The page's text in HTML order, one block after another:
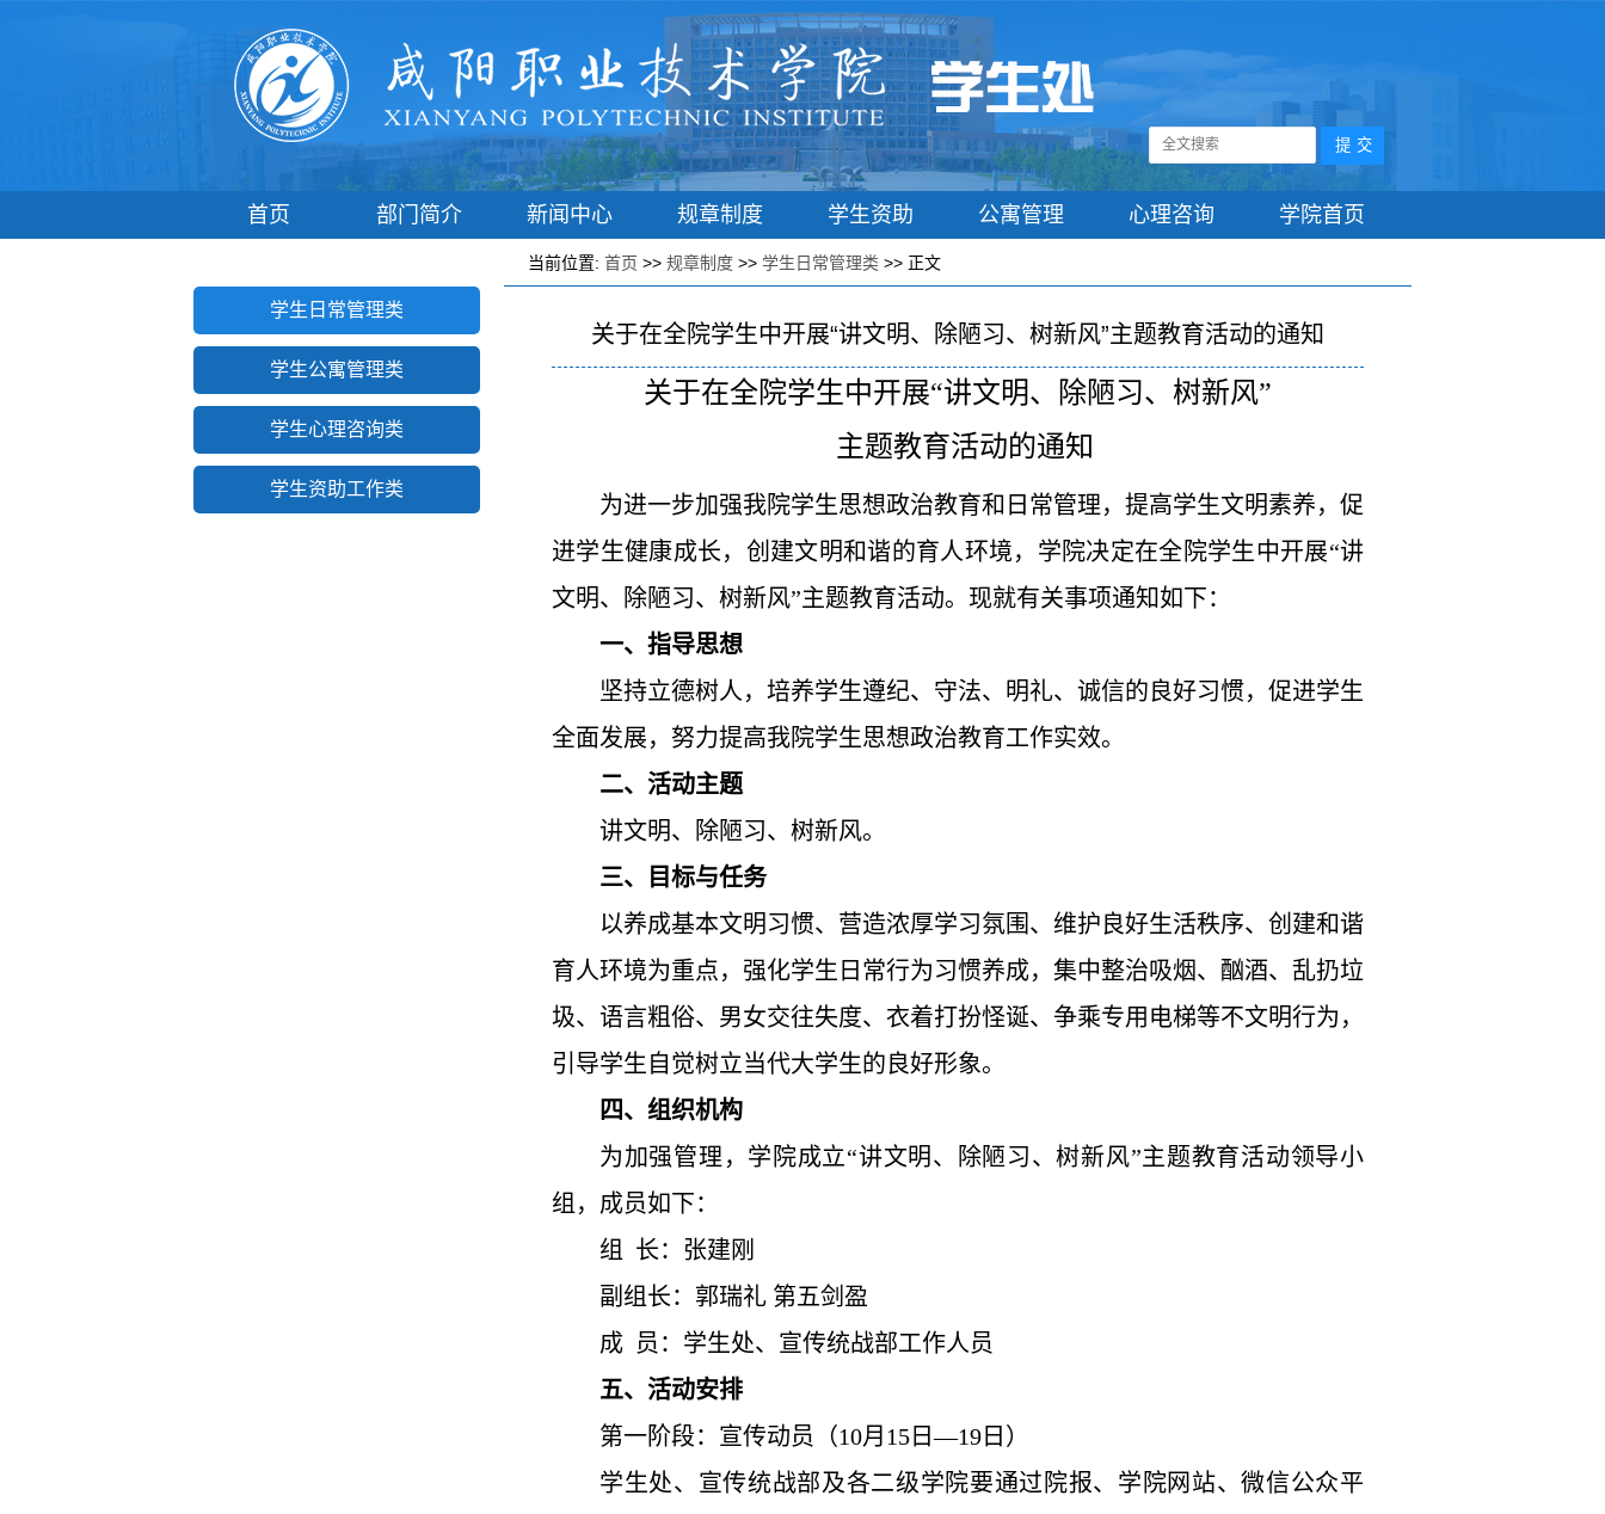
首页 部门简介 新闻中心 规章制度 学生资助 公寓管理 心理咨询
学院首页
学子港湾 学生风采展示 学管系统入口
学生日常管理类
学生公寓管理类
学生心理咨询类
学生资助工作类
当前位置: 首页 >> 规章制度 >> 学生日常管理类 >> 正文
关于在全院学生中开展“讲文明、除陋习、树新风”主题教育活动的通知
关于在全院学生中开展“讲文明、除陋习、树新风”
主题教育活动的通知
为进一步加强我院学生思想政治教育和日常管理，提高学生文明素养，促
进学生健康成长，创建文明和谐的育人环境，学院决定在全院学生中开展“讲
文明、除陋习、树新风”主题教育活动。现就有关事项通知如下：
一、指导思想
坚持立德树人，培养学生遵纪、守法、明礼、诚信的良好习惯，促进学生
全面发展，努力提高我院学生思想政治教育工作实效。
二、活动主题
讲文明、除陋习、树新风。
三、目标与任务
以养成基本文明习惯、营造浓厚学习氛围、维护良好生活秩序、创建和谐
育人环境为重点，强化学生日常行为习惯养成，集中整治吸烟、酗酒、乱扔垃
圾、语言粗俗、男女交往失度、衣着打扮怪诞、争乘专用电梯等不文明行为，
引导学生自觉树立当代大学生的良好形象。
四、组织机构
为加强管理，学院成立“讲文明、除陋习、树新风”主题教育活动领导小
组，成员如下：
组
长：张建刚
副组长：郭瑞礼 第五剑盈
成 员：学生处、宣传统战部工作人员
五、活动安排
第一阶段：宣传动员（10月15日—19日）
学生处、宣传统战部及各二级学院要通过院报、学院网站、微信公众平